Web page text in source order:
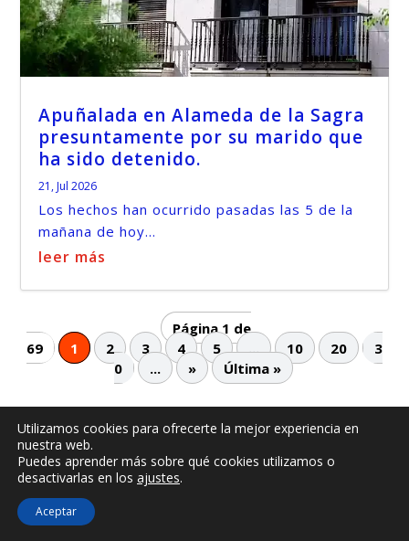
Apuñalada en Alameda de la Sagra
presuntamente por su marido que
ha sido detenido.
21, Jul 2026
Los hechos han ocurrido pasadas las 5 de la
mañana de hoy...
leer más
Página 1 de
69
1 2 3 4 5 ... 10 20
3
0
... » Última »
© -
Política de privacidad
Más información sobre las cookies
Utilizamos cookies para ofrecerte la mejor experiencia en
nuestra web.
Puedes aprender más sobre qué cookies utilizamos o
desactivarlas en los ajustes.
Aceptar